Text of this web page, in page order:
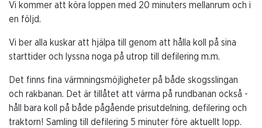
Vi kommer att köra loppen med 20 minuters mellanrum och i
en följd.
Vi ber alla kuskar att hjälpa till genom att hålla koll på sina
starttider och lyssna noga på utrop till defilering m.m.
Det finns fina värmningsmöjligheter på både skogsslingan
och rakbanan. Det är tillåtet att värma på rundbanan också -
håll bara koll på både pågående prisutdelning, defilering och
traktorn! Samling till defilering 5 minuter före aktuellt lopp.